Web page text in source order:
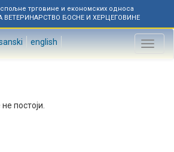
трговине и економских односа
ВЕТЕРИНАРСТВО БОСНЕ И ХЕРЦЕГОВИНЕ
english
Toggle
постоји.